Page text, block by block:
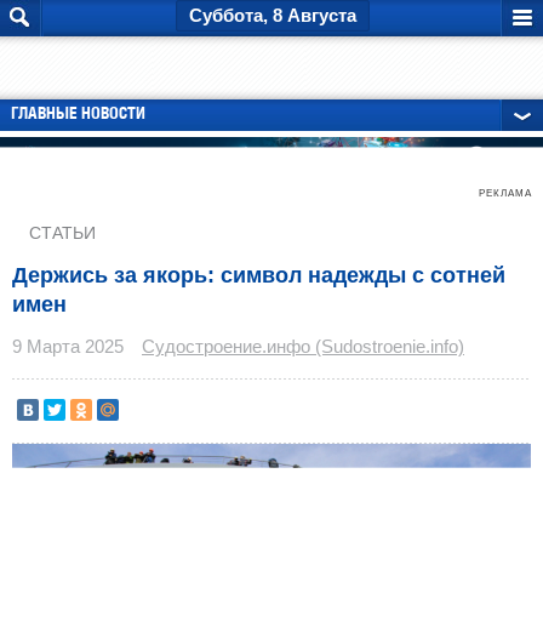
Суббота, 8 Августа
ГЛАВНЫЕ НОВОСТИ
РЕКЛАМА
СТАТЬИ
Держись за якорь: символ надежды с сотней
имен
9 Марта 2025 Судостроение.инфо (Sudostroenie.info)